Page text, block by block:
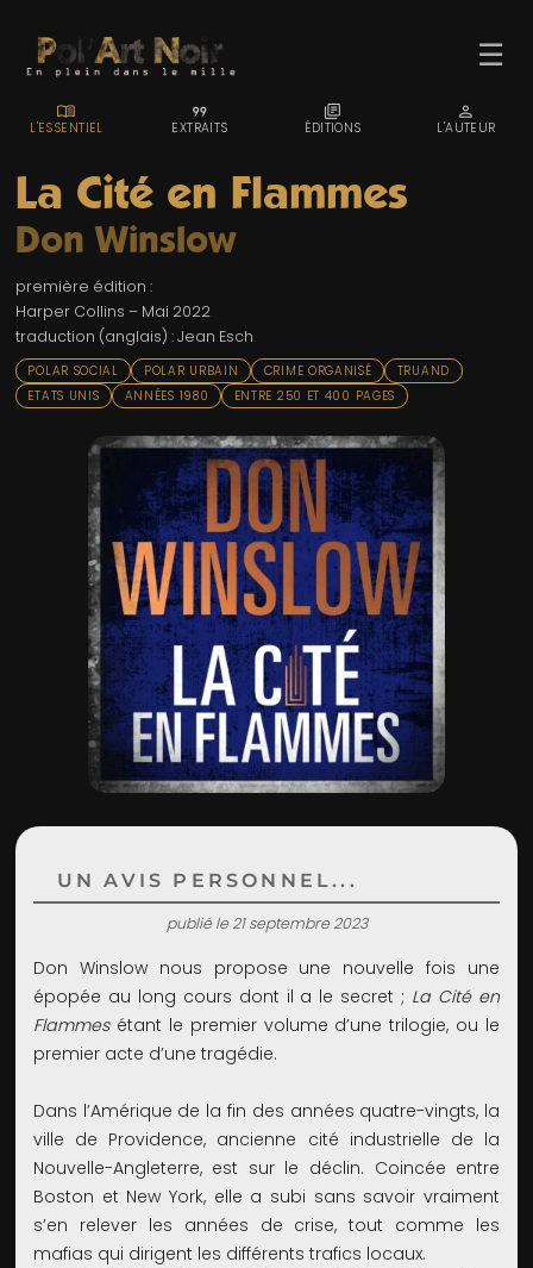
☰
ACCUEIL
TROMBINO
INDEX
RECHERCHE
LIENS & FESTIVALS
UN POLAR AU HASARD
La Cité en Flammes
Don Winslow
première édition :
Harper Collins – Mai 2022
traduction (anglais) : Jean Esch
POLAR SOCIAL POLAR URBAIN CRIME ORGANISÉ
TRUAND
ETATS UNIS
ANNÉES 1980 ENTRE 250 ET 400 PAGES
UN AVIS PERSONNEL...
publié le 21 septembre 2023
Don Winslow nous propose une nouvelle fois une
épopée au long cours dont il a le secret ; La Cité en
Flammesétant le premier volume d’une trilogie, ou le
premier acte d’une tragédie.
Dans l’Amérique de la fin des années quatre-vingts, la
ville de Providence, ancienne cité industrielle de la
Nouvelle-Angleterre, est sur le déclin. Coincée entre
Boston et New York, elle a subi sans savoir vraiment
s’en relever les années de crise, tout comme les
mafias qui dirigent les différents trafics locaux.
MENU_BOOK
L'ESSENTIEL
FORMAT_QUOTE
EXTRAITS
LIBRARY_BOOKS
ÉDITIONS
PERSON
L'AUTEUR